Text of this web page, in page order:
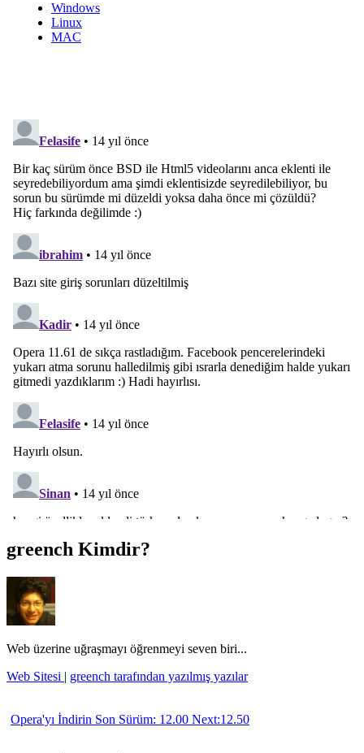
Windows
Linux
MAC
greench Kimdir?
Web üzerine uğraşmayı öğrenmeyi seven biri...
Web Sitesi | greench tarafından yazılmış yazılar
Opera'yı İndirin Son Sürüm: 12.00 Next:12.50